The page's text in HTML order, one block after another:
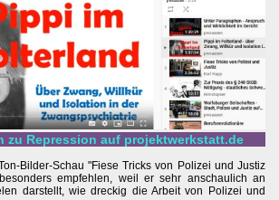
zu Repression auf projektwerkstatt.de
Bilder-Schau "Fiese Tricks von Polizei und Justiz
empfehlen, weil er sehr anschaulich an
darstellt, wie dreckig die Arbeit von Polizei und